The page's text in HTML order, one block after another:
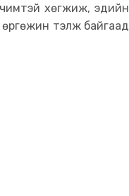
хөгжиж, эдийн
өргөжин тэлж байгаад